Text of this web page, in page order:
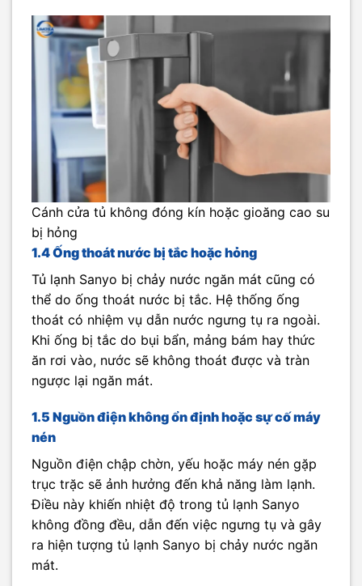
Cánh cửa tủ không đóng kín hoặc gioăng cao su
bị hỏng
1.4 Ống thoát nước bị tắc hoặc hỏng
Tủ lạnh Sanyo bị chảy nước ngăn mát cũng có
thể do ống thoát nước bị tắc. Hệ thống ống
thoát có nhiệm vụ dẫn nước ngưng tụ ra ngoài.
Khi ống bị tắc do bụi bẩn, mảng bám hay thức
ăn rơi vào, nước sẽ không thoát được và tràn
ngược lại ngăn mát.
1.5 Nguồn điện không ổn định hoặc sự cố máy
nén
Nguồn điện chập chờn, yếu hoặc máy nén gặp
trục trặc sẽ ảnh hưởng đến khả năng làm lạnh.
Điều này khiến nhiệt độ trong tủ lạnh Sanyo
không đồng đều, dẫn đến việc ngưng tụ và gây
ra hiện tượng tủ lạnh Sanyo bị chảy nước ngăn
mát.